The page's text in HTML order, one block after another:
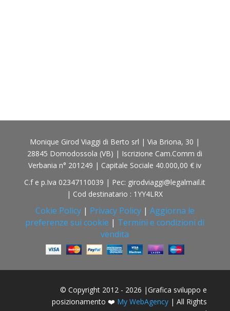
Monique Girod Viaggi di Berto srl | Via Briona, 30 |
28845 Domodossola (VB) | Iscrizione Cam.Comm di
Verbania n° 201249 | Capitale Sociale 40.000,00 € iv
C.f e p.Iva 02347110039 | Pec: girodviaggi@legalmail.it
| Cod destinatario : 1YY4LRX
Cokie Policy| Privacy Policy| Aggiorna le
preferenze sui cookie | Termini e condizioni di
vendita
© Copyright 2012 - 2026 |Grafica sviluppo e
posizionamento ❤️ My WebAgency | All Rights